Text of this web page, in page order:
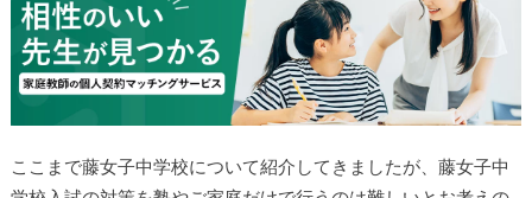
ここまで藤女子中学校について紹介してきましたが、藤女子中